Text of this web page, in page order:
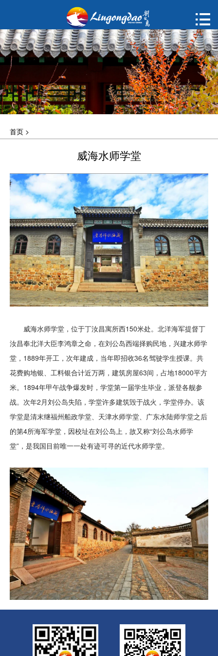
购票
概况
动态
指南
建议
한국어

首页 >
威海水师学堂
威海水师学堂，位于丁汝昌寓所西150米处。北洋海军提督丁
汝昌奉北洋大臣李鸿章之命，在刘公岛西端择购民地，兴建水师学
堂，1889年开工，次年建成，当年即招收36名驾驶学生授课。共
花费购地银、工料银合计近万两，建筑房屋63间，占地18000平方
米。1894年甲午战争爆发时，学堂第一届学生毕业，派登各舰参
战。次年2月刘公岛失陷，学堂许多建筑毁于战火，学堂停办。该
学堂是清末继福州船政学堂、天津水师学堂、广东水陆师学堂之后
的第4所海军学堂，因校址在刘公岛上，故又称“刘公岛水师学
堂”，是我国目前唯一一处有迹可寻的近代水师学堂。